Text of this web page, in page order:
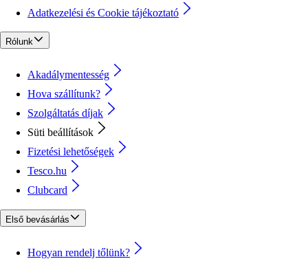
Adatkezelési és Cookie tájékoztató
Rólunk
Akadálymentesség
Hova szállítunk?
Szolgáltatás díjak
Süti beállítások
Fizetési lehetőségek
Tesco.hu
Clubcard
Első bevásárlás
Hogyan rendelj tőlünk?